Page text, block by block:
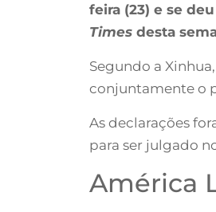
feira (23) e se
Times desta
Segundo a
conjuntamente o
As declarações
para ser julgado
América